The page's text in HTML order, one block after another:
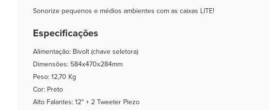
Sonorize pequenos e médios ambientes com as caixas LITE!
Especificações
Alimentação: Bivolt (chave seletora)
Dimensões: 584x470x284mm
Peso: 12,70 Kg
Cor: Preto
Alto Falantes: 12" + 2 Tweeter Piezo